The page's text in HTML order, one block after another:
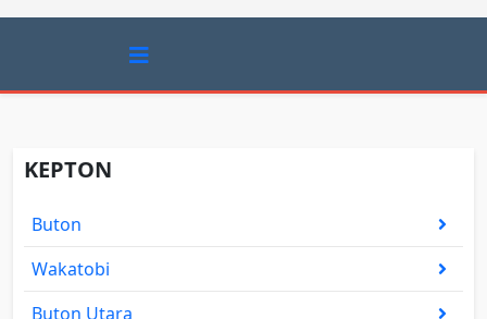
KEPTON
Buton
Wakatobi
Buton Utara